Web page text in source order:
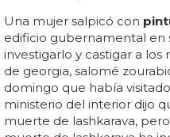
Una mujer salpicó con
edificio gubernamental en
investigarlo y castigar a los
de georgia, salomé
domingo que había
ministerio del interior dijo
muerte de lashkarava,